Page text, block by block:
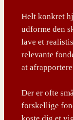
Helt konkret
udforme den
lave et
relevante
at
Der er ofte
forskellige